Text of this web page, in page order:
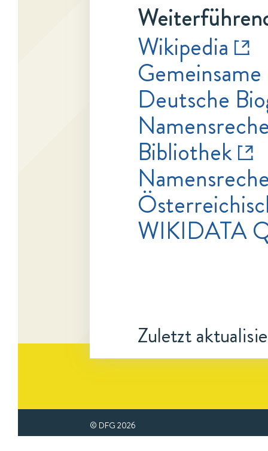
Wikipedia
Deutsche
Bibliothek
WIKIDATA
Zuletzt
© DFG 2026